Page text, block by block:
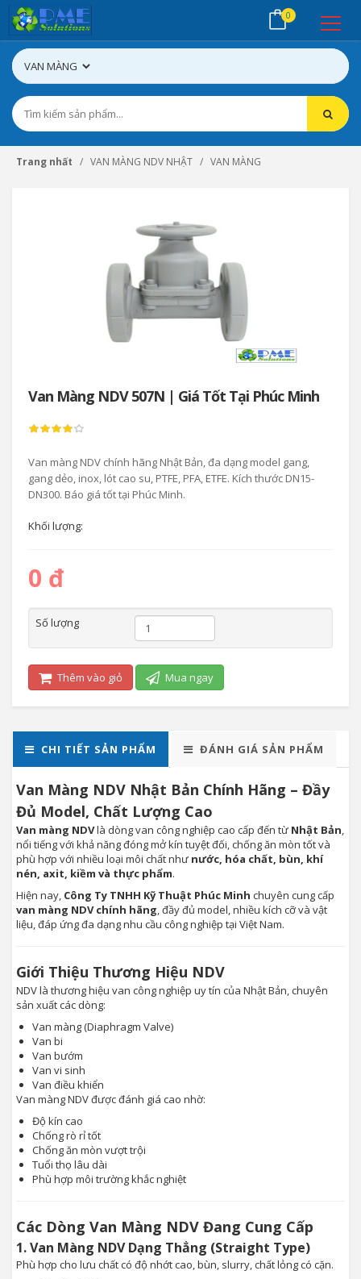
0
Trang nhất VAN MÀNG NDV NHẬT VAN MÀNG
Van Màng NDV 507N | Giá Tốt Tại Phúc Minh
Van màng NDV chính hãng Nhật Bản, đa dạng model gang,
gang dẻo, inox, lót cao su, PTFE, PFA, ETFE. Kích thước DN15-
DN300. Báo giá tốt tại Phúc Minh.
Khối lượng:
0 đ
Số lượng
Thêm vào giỏ Mua ngay
CHI TIẾT SẢN PHẨM ĐÁNH GIÁ SẢN PHẨM
Van Màng NDV Nhật Bản Chính Hãng – Đầy
Đủ Model, Chất Lượng Cao
Van màng NDVlà dòng van công nghiệp cao cấp đến từ Nhật Bản,
nổi tiếng với khả năng đóng mở kín tuyệt đối, chống ăn mòn tốt và
phù hợp với nhiều loại môi chất như nước, hóa chất, bùn, khí
nén, axit, kiềm và thực phẩm.
Hiện nay, Công Ty TNHH Kỹ Thuật Phúc Minh chuyên cung cấp
van màng NDV chính hãng, đầy đủ model, nhiều kích cỡ và vật
liệu, đáp ứng đa dạng nhu cầu công nghiệp tại Việt Nam.
Giới Thiệu Thương Hiệu NDV
NDV là thương hiệu van công nghiệp uy tín của Nhật Bản, chuyên
sản xuất các dòng:
Van màng (Diaphragm Valve)
Van bi
Van bướm
Van vi sinh
Van điều khiển
Van màng NDV được đánh giá cao nhờ:
Độ kín cao
Chống rò rỉ tốt
Chống ăn mòn vượt trội
Tuổi thọ lâu dài
Phù hợp môi trường khắc nghiệt
Các Dòng Van Màng NDV Đang Cung Cấp
1. Van Màng NDV Dạng Thẳng (Straight Type)
Phù hợp cho lưu chất có độ nhớt cao, bùn, slurry, chất lỏng có cặn.